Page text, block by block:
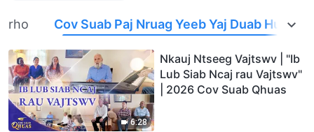
Cov Suab Paj Nruag Yeeb Yaj Duab Hu
6:28
Nkauj Ntseeg Vajtswv | "Ib
Lub Siab Ncaj rau Vajtswv"
| 2026 Cov Suab Qhuas